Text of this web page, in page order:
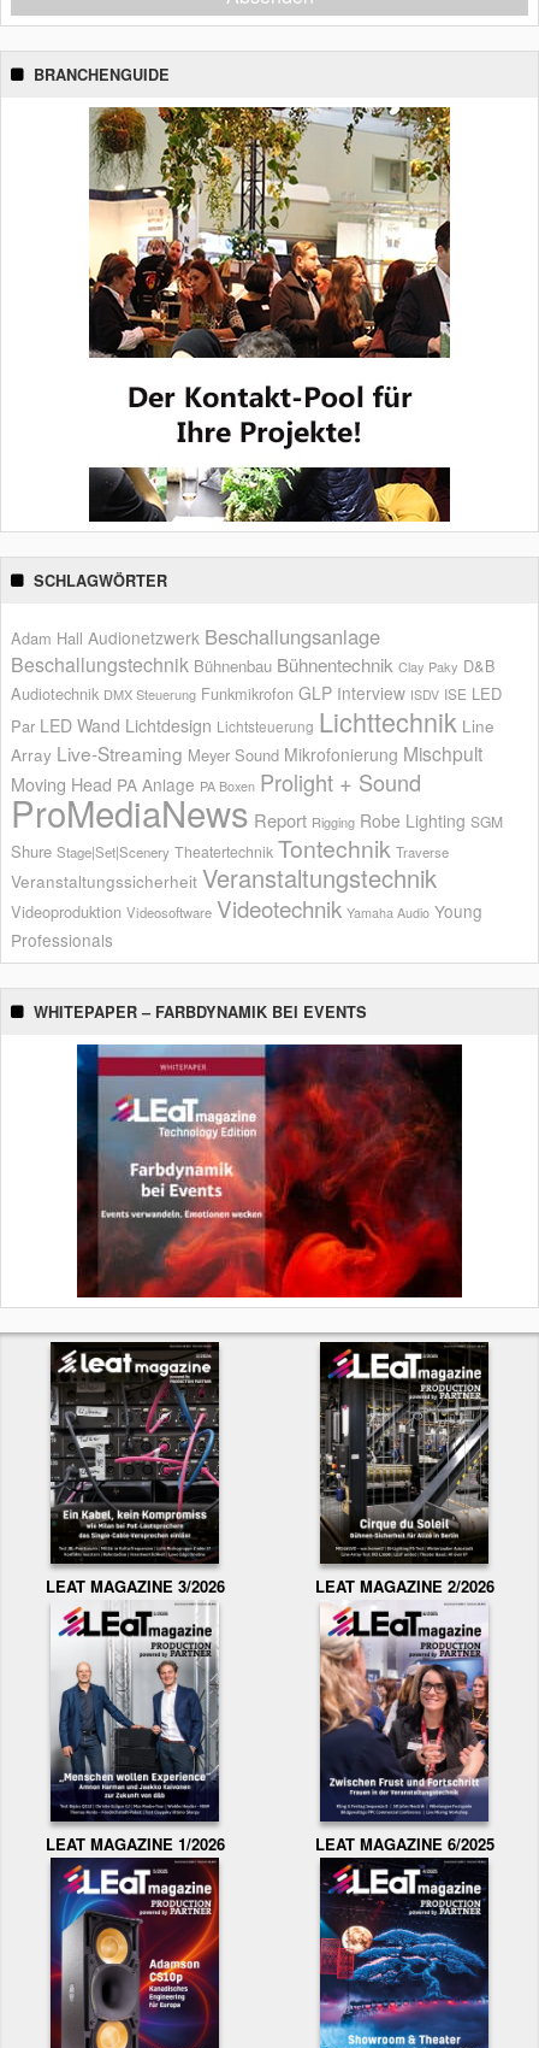
BRANCHENGUIDE
SCHLAGWÖRTER
Adam Hall Audionetzwerk Beschallungsanlage
Beschallungstechnik Bühnenbau Bühnentechnik Clay Paky D&B
Audiotechnik DMX Steuerung Funkmikrofon GLP Interview ISDV ISE LED
Par LED Wand Lichtdesign Lichtsteuerung Lichttechnik Line
Array Live-Streaming Meyer Sound Mikrofonierung Mischpult
Moving Head PA Anlage PA Boxen Prolight + Sound
ProMediaNews Report Rigging Robe Lighting SGM
Shure Stage|Set|Scenery Theatertechnik Tontechnik Traverse
Veranstaltungssicherheit Veranstaltungstechnik
Videoproduktion Videosoftware Videotechnik Yamaha Audio Young
Professionals
WHITEPAPER – FARBDYNAMIK BEI EVENTS
LEAT MAGAZINE 3/2026 LEAT MAGAZINE 2/2026
LEAT MAGAZINE 1/2026 LEAT MAGAZINE 6/2025